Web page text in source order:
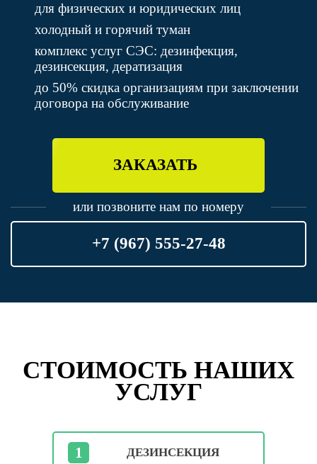
для физических и юридических лиц
холодный и горячий туман
комплекс услуг СЭС: дезинфекция,
дезинсекция, дератизация
до 50% скидка организациям при заключении
договора на обслуживание
ЗАКАЗАТЬ
или позвоните нам по номеру
+7 (967) 555-27-48
СТОИМОСТЬ НАШИХ
УСЛУГ
1 ДЕЗИНСЕКЦИЯ